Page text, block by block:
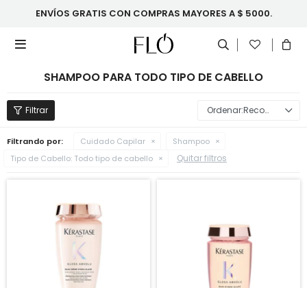
ENVÍOS GRATIS CON COMPRAS MAYORES A $ 5000.

SHAMPOO PARA TODO TIPO DE CABELLO
Recomendados
Filtrando por: Cuidado Capilar
Shampoo
Tipo de Cabello: Todo tipo de cabello Quitar filtros